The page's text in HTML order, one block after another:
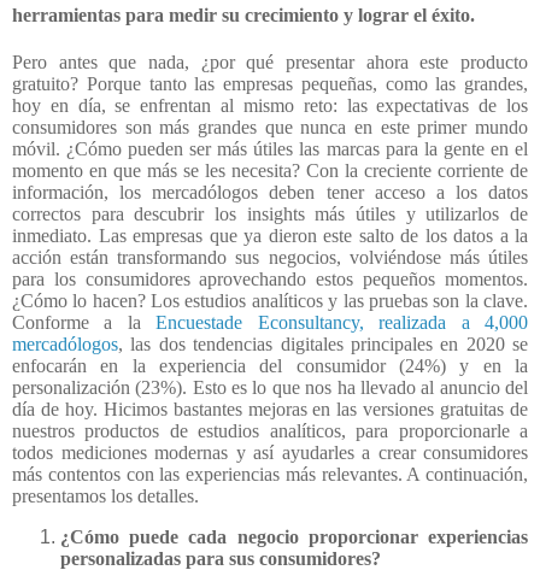
herramientas para medir su crecimiento y lograr el éxito.
Pero antes que nada, ¿por qué presentar ahora este producto
gratuito? Porque tanto las empresas pequeñas, como las grandes,
hoy en día, se enfrentan al mismo reto: las expectativas de los
consumidores son más grandes que nunca en este primer mundo
móvil. ¿Cómo pueden ser más útiles las marcas para la gente en el
momento en que más se les necesita? Con la creciente corriente de
información, los mercadólogos deben tener acceso a los datos
correctos para descubrir los insights más útiles y utilizarlos de
inmediato. Las empresas que ya dieron este salto de los datos a la
acción están transformando sus negocios, volviéndose más útiles
para los consumidores aprovechando estos pequeños momentos.
¿Cómo lo hacen? Los estudios analíticos y las pruebas son la clave.
Conforme a laEncuestade Econsultancy, realizada a 4,000
mercadólogos, las dos tendencias digitales principales en 2020 se
enfocarán en la experiencia del consumidor (24%) y en la
personalización (23%). Esto es lo que nos ha llevado al anuncio del
día de hoy. Hicimos bastantes mejoras en las versiones gratuitas de
nuestros productos de estudios analíticos, para proporcionarle a
todos mediciones modernas y así ayudarles a crear consumidores
más contentos con las experiencias más relevantes. A continuación,
presentamos los detalles.
¿Cómo puede cada negocio proporcionar experiencias
personalizadas para sus consumidores?